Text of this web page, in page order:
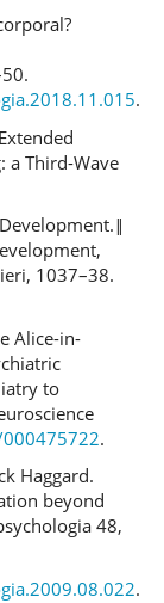
.
a Third-Wave
1037–38.
Alice-in-
to
.
Haggard.
beyond
48,
.